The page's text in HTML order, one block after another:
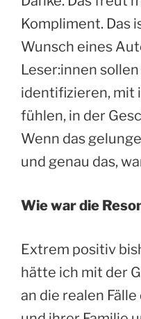
Kompliment. Das
Wunsch eines
Leser:innen
identifizieren, mit
fühlen, in der
Wenn das
und genau das,
Wie war die
Extrem positiv
hätte ich mit der
an die realen